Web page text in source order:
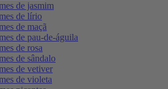
de jasmim
de lírio
de maçã
de pau-de-águila
de rosa
de sândalo
de vetiver
de violeta